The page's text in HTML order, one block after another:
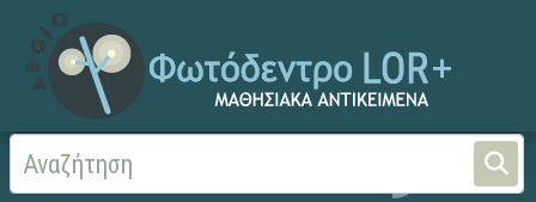
Αρχική Χωρίς τίτλο